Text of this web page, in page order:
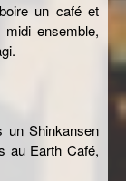
un café et
ensemble,
un Shinkansen
au Earth Café,